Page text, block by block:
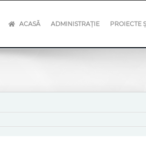
ACASĂ ADMINISTRAȚIE PROIECTE